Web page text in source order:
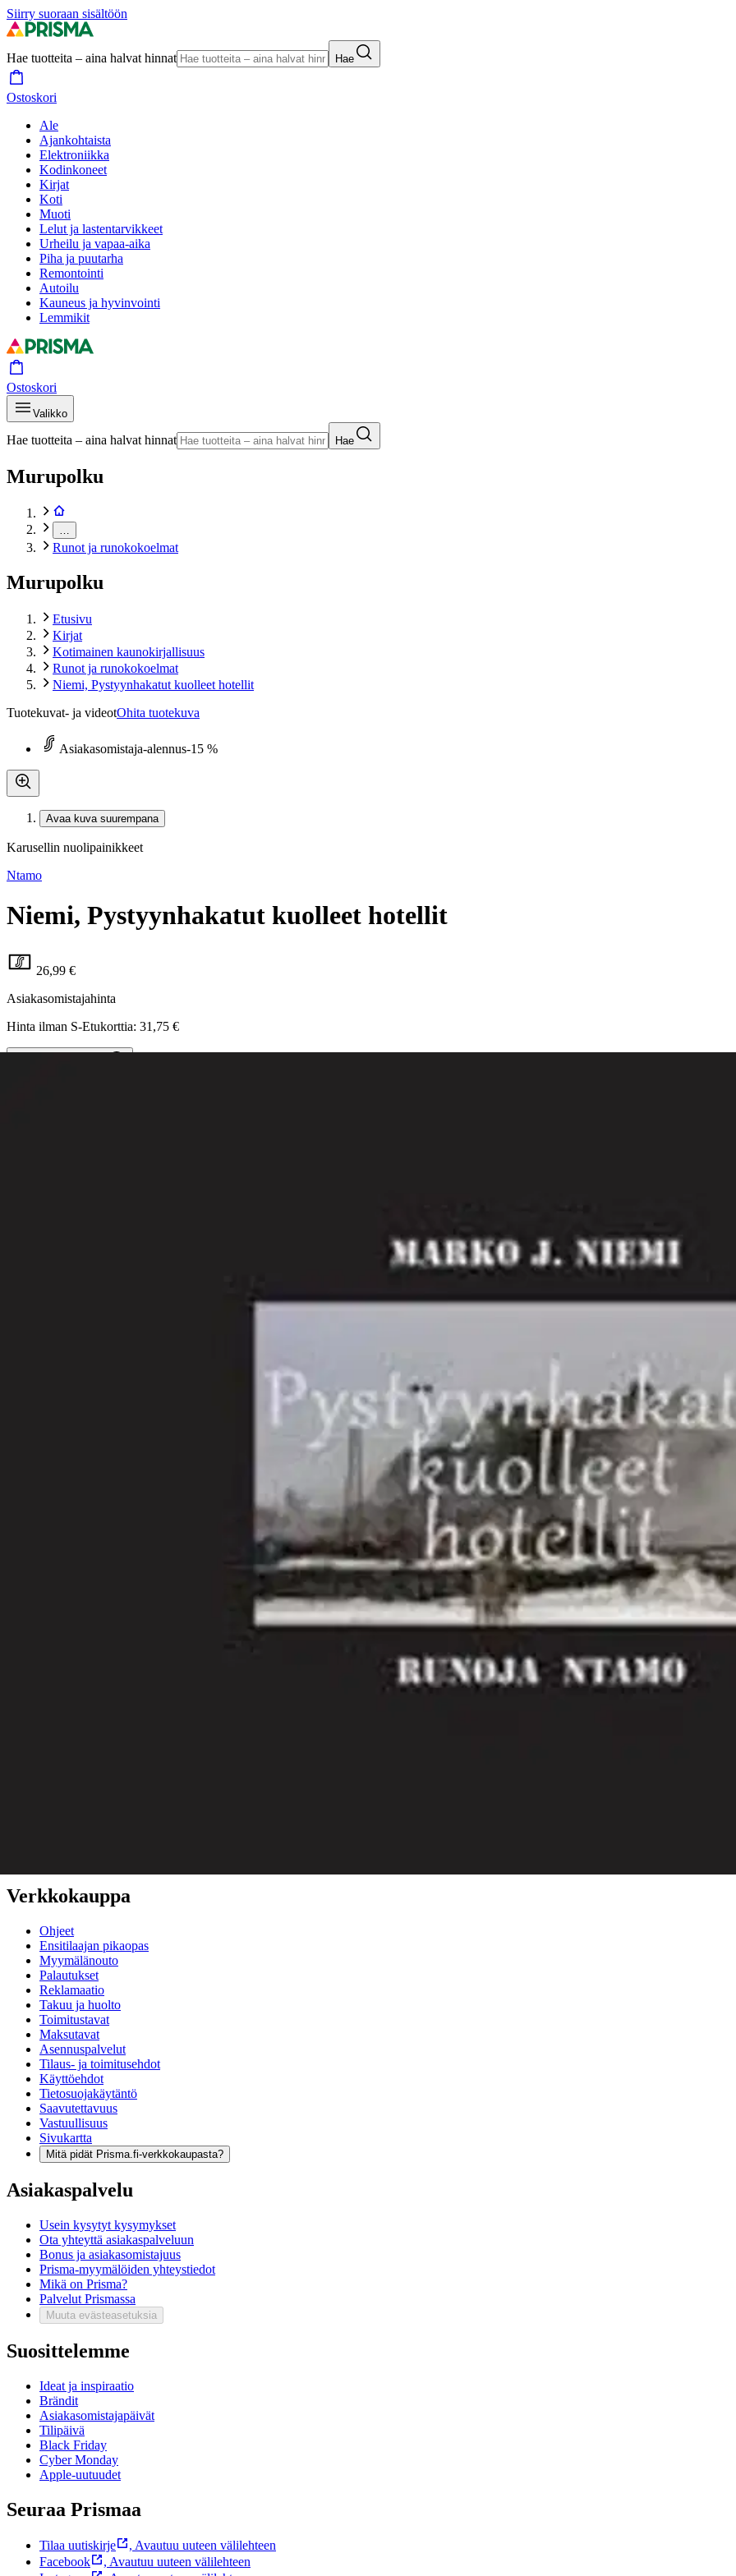
Siirry suoraan sisältöön
Hae tuotteita – aina halvat hinnat Hae
Ostoskori
Ale
Ajankohtaista
Elektroniikka
Kodinkoneet
Kirjat
Koti
Muoti
Lelut ja lastentarvikkeet
Urheilu ja vapaa-aika
Piha ja puutarha
Remontointi
Autoilu
Kauneus ja hyvinvointi
Lemmikit
Ostoskori
Valikko
Hae tuotteita – aina halvat hinnat Hae
Murupolku
Runot ja runokokoelmat
Murupolku
Etusivu
Kirjat
Kotimainen kaunokirjallisuus
Runot ja runokokoelmat
Niemi, Pystyynhakatut kuolleet hotellit
Tuotekuvat- ja videotOhita tuotekuva
Asiakasomistaja-alennus-15 %
Avaa kuva suurempana
Karusellin nuolipainikkeet
Ntamo
Niemi, Pystyynhakatut kuolleet hotellit
26,99 €
Asiakasomistajahinta
Hinta ilman S-Etukorttia: 31,75 €
Tarkista myymäläsaatavuus
Pystyynhakatut kuolleet hotellit näyttää "Suomen Rivieran" - kaupungin jossa aurinko paistaa aina ja joka komeilee myös maan
pakkovoimien alaisena: yhtä aikaa myötäeläen ja vihaten, kapinoiden ja kapinaansakin pilkaten. "Uloimmalle reunalle / ajettujen ihmisten
Verkkokauppa
Ohjeet
Ensitilaajan pikaopas
Myymälänouto
Palautukset
Reklamaatio
Takuu ja huolto
Toimitustavat
Maksutavat
Asennuspalvelut
Tilaus- ja toimitusehdot
Käyttöehdot
Tietosuojakäytäntö
Saavutettavuus
Vastuullisuus
Sivukartta
Mitä pidät Prisma.fi-verkkokaupasta?
Asiakaspalvelu
Usein kysytyt kysymykset
Ota yhteyttä asiakaspalveluun
Bonus ja asiakasomistajuus
Prisma-myymälöiden yhteystiedot
Mikä on Prisma?
Palvelut Prismassa
Muuta evästeasetuksia
Suosittelemme
Ideat ja inspiraatio
Brändit
Asiakasomistajapäivät
Tilipäivä
Black Friday
Cyber Monday
Apple-uutuudet
Seuraa Prismaa
Tilaa uutiskirje , Avautuu uuteen välilehteen
Facebook
, Avautuu uuteen välilehteen